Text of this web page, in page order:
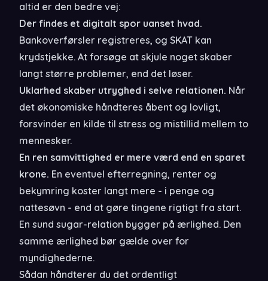
altid er den bedre vej:
Der findes et digitalt spor uanset hvad.
Bankoverførsler registreres, og SKAT kan
krydstjekke. At forsøge at skjule noget skaber
langt større problemer, end det løser.
Uklarhed skaber utryghed i selve relationen. Når
det økonomiske håndteres åbent og lovligt,
forsvinder en kilde til stress og mistillid mellem to
mennesker.
En ren samvittighed er mere værd end en sparet
krone. En eventuel efterregning, renter og
bekymring koster langt mere - i penge og
nattesøvn - end at gøre tingene rigtigt fra start.
En sund sugar-relation bygger på ærlighed. Den
samme ærlighed bør gælde over for
myndighederne.
Sådan håndterer du det ordentligt